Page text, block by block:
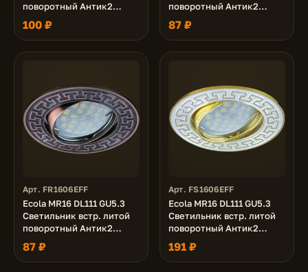
поворотный Антик2
Белый 24x88
100 ₽
поворотный Антик2
Черненая Бронза 24x88
87 ₽
Арт. FR1606EFF
Ecola MR16 DL111 GU5.3
Светильник встр. литой
поворотный Антик2
Черненая Медь 24x88
87 ₽
Арт. FS1606EFF
Ecola MR16 DL111 GU5.3
Светильник встр. литой
поворотный Антик2
Хром/Сатин-Золото
24x88
191 ₽